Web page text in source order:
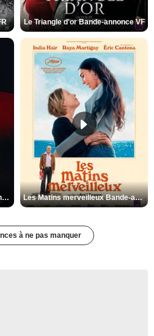
Le Triangle d'or Bande-annonce VF
Les Silences de Riyad Bande-annonce VO STFR Les Matins merveilleux Bande-annonce VF
à ne pas manquer